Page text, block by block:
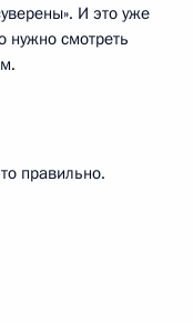
И это уже
нужно смотреть
правильно.